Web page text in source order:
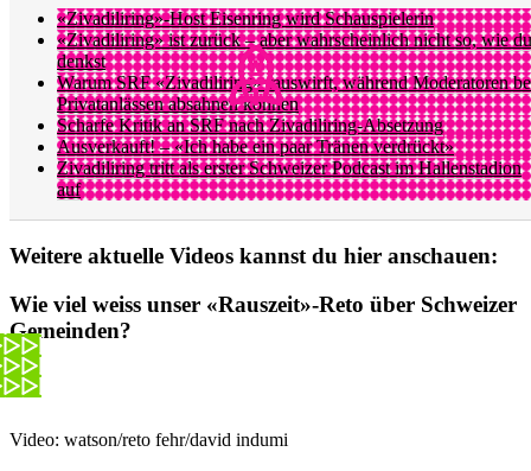
«Zivadiliring»-Host Eisenring wird Schauspielerin
«Zivadiliring» ist zurück – aber wahrscheinlich nicht so, wie du
denkst
Warum SRF «Zivadiliring» rauswirft, während Moderatoren
Privatanlässen absahnen können
Scharfe Kritik an SRF nach Zivadiliring-Absetzung
Ausverkauft! – «Ich habe ein paar Tränen verdrückt»
Zivadiliring tritt als erster Schweizer Podcast im Hallenstadion
auf
Weitere aktuelle Videos kannst du hier anschauen:
Wie viel weiss unser «Rauszeit»-Reto über Schweizer
Gemeinden?
Video: watson/reto fehr/david indumi